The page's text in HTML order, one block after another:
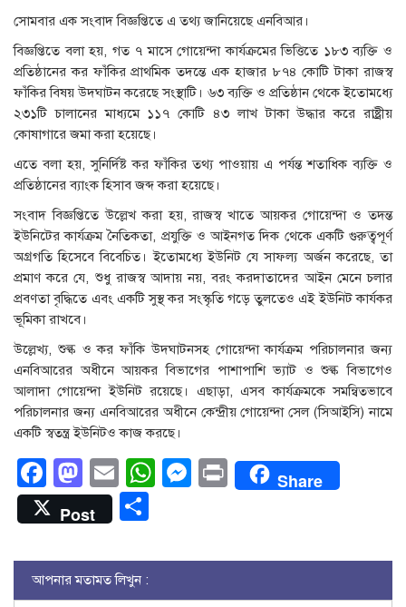
সোমবার এক সংবাদ বিজ্ঞপ্তিতে এ তথ্য জানিয়েছে এনবিআর।
বিজ্ঞপ্তিতে বলা হয়, গত ৭ মাসে গোয়েন্দা কার্যক্রমের ভিত্তিতে ১৮৩ ব্যক্তি ও
প্রতিষ্ঠানের কর ফাঁকির প্রাথমিক তদন্তে এক হাজার ৮৭৪ কোটি টাকা রাজস্ব
ফাঁকির বিষয় উদঘাটন করেছে সংস্থাটি। ৬৩ ব্যক্তি ও প্রতিষ্ঠান থেকে ইতোমধ্যে
২৩১টি চালানের মাধ্যমে ১১৭ কোটি ৪৩ লাখ টাকা উদ্ধার করে রাষ্ট্রীয়
কোষাগারে জমা করা হয়েছে।
এতে বলা হয়, সুনির্দিষ্ট কর ফাঁকির তথ্য পাওয়ায় এ পর্যন্ত শতাধিক ব্যক্তি ও
প্রতিষ্ঠানের ব্যাংক হিসাব জব্দ করা হয়েছে।
সংবাদ বিজ্ঞপ্তিতে উল্লেখ করা হয়, রাজস্ব খাতে আয়কর গোয়েন্দা ও তদন্ত
ইউনিটের কার্যক্রম নৈতিকতা, প্রযুক্তি ও আইনগত দিক থেকে একটি গুরুত্বপূর্ণ
অগ্রগতি হিসেবে বিবেচিত। ইতোমধ্যে ইউনিট যে সাফল্য অর্জন করেছে, তা
প্রমাণ করে যে, শুধু রাজস্ব আদায় নয়, বরং করদাতাদের আইন মেনে চলার
প্রবণতা বৃদ্ধিতে এবং একটি সুস্থ কর সংস্কৃতি গড়ে তুলতেও এই ইউনিট কার্যকর
ভূমিকা রাখবে।
উল্লেখ্য, শুল্ক ও কর ফাঁকি উদঘাটনসহ গোয়েন্দা কার্যক্রম পরিচালনার জন্য
এনবিআরের অধীনে আয়কর বিভাগের পাশাপাশি ভ্যাট ও শুল্ক বিভাগেও
আলাদা গোয়েন্দা ইউনিট রয়েছে। এছাড়া, এসব কার্যক্রমকে সমন্বিতভাবে
পরিচালনার জন্য এনবিআরের অধীনে কেন্দ্রীয় গোয়েন্দা সেল (সিআইসি) নামে
একটি স্বতন্ত্র ইউনিটও কাজ করছে।
Facebook
Mastodon
EmailWhatsApp
Messenger
PrintShare
Post
আপনার মতামত লিখুন :